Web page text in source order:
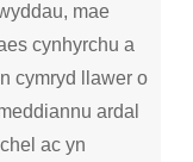
mae
cynhyrchu a
cymryd llawer o
ardal
ac yn